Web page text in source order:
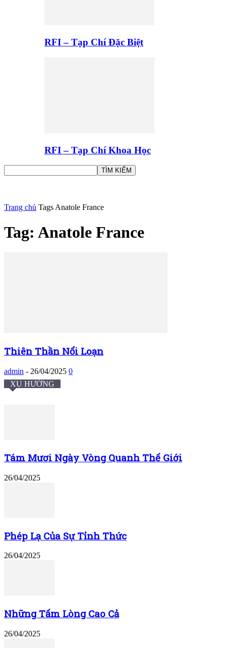
RFI – Tạp Chí Đặc Biệt
RFI – Tạp Chí Khoa Học
Trang chủ Tags Anatole France
Tag: Anatole France
Thiên Thần Nổi Loạn
admin - 26/04/2025 0
XU HƯỚNG
Tám Mươi Ngày Vòng Quanh Thế Giới
26/04/2025
Phép Lạ Của Sự Tỉnh Thức
26/04/2025
Những Tấm Lòng Cao Cả
26/04/2025